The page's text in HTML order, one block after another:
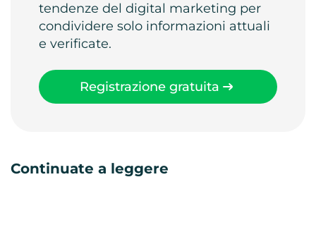
tendenze del digital marketing per
condividere solo informazioni attuali
e verificate.
Registrazione gratuita
Continuate a leggere